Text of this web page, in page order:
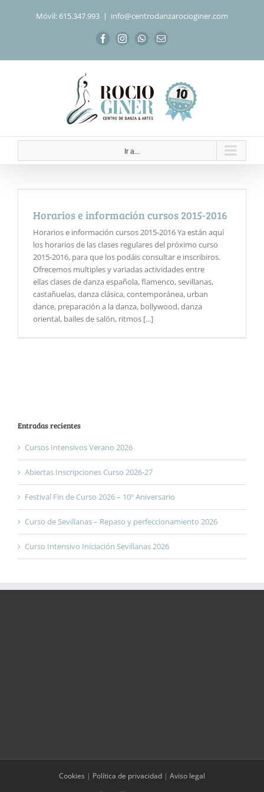
Móvil: 615.347.993 | info@centrodanzarocioginer.com
FacebookInstagramWhatsApp
Correo
Ir a...
Horarios e información cursos 2015-2016
Horarios e información cursos 2015-2016 Ya están aquí
los horarios de las clases regulares del próximo curso
2015-2016, para que los podáis consultar e inscribiros.
Ofrecemos multiples y variadas actividades entre
ellas clases de danza española, flamenco, sevillanas,
castañuelas, danza clásica, contemporánea, urban
dance, preparación a la danza, bollywood, danza
oriental, bailes de salón, ritmos [...]
Entradas recientes
Cursos Intensivos Verano 2026
Abiertas Inscripciones Curso 2026-27
Festival Fin de Curso 2026 – 10º Aniversario
Curso de Sevillanas – Repaso y perfeccionamiento 2026
Curso Intensivo Iniciación Sevillanas 2026
Cookies | Política de privacidad | Aviso legal